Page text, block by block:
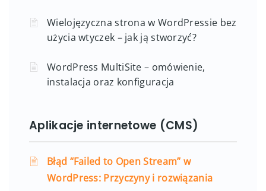
Wielojęzyczna strona w WordPressie bez
użycia wtyczek – jak ją stworzyć?
WordPress MultiSite – omówienie,
instalacja oraz konfiguracja
Aplikacje internetowe (CMS)
Błąd “Failed to Open Stream” w
WordPress: Przyczyny i rozwiązania